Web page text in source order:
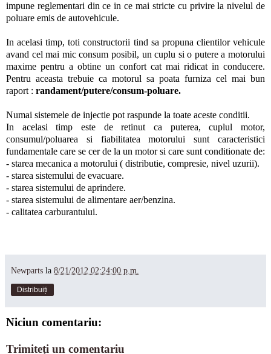
impune reglementari din ce in ce mai stricte cu privire la nivelul de
poluare emis de autovehicule.
In acelasi timp, toti constructorii tind sa propuna clientilor vehicule
avand cel mai mic consum posibil, un cuplu si o putere a motorului
maxime pentru a obtine un confort cat mai ridicat in conducere.
Pentru aceasta trebuie ca motorul sa poata furniza cel mai bun
raport : randament/putere/consum-poluare.
Numai sistemele de injectie pot raspunde la toate aceste conditii.
In acelasi timp este de retinut ca puterea, cuplul motor,
consumul/poluarea si fiabilitatea motorului sunt caracteristici
fundamentale care se cer de la un motor si care sunt conditionate de:
- starea mecanica a motorului ( distributie, compresie, nivel uzurii).
- starea sistemului de evacuare.
- starea sistemului de aprindere.
- starea sistemului de alimentare aer/benzina.
- calitatea carburantului.
Newparts la 8/21/2012 02:24:00 p.m.
Distribuiți
Niciun comentariu:
Trimiteți un comentariu